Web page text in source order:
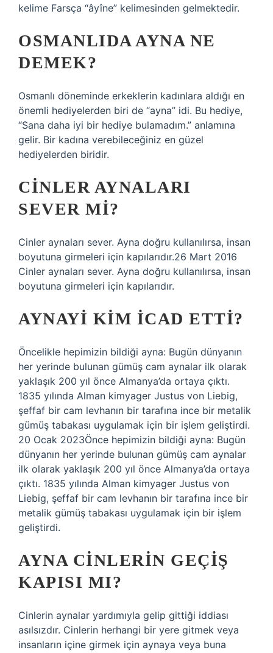
kelime Farsça “âyîne” kelimesinden gelmektedir.
OSMANLIDA AYNA NE
DEMEK?
Osmanlı döneminde erkeklerin kadınlara aldığı en
önemli hediyelerden biri de “ayna” idi. Bu hediye,
“Sana daha iyi bir hediye bulamadım.” anlamına
gelir. Bir kadına verebileceğiniz en güzel
hediyelerden biridir.
CINLER AYNALARI
SEVER MI?
Cinler aynaları sever. Ayna doğru kullanılırsa, insan
boyutuna girmeleri için kapılarıdır.26 Mart 2016
Cinler aynaları sever. Ayna doğru kullanılırsa, insan
boyutuna girmeleri için kapılarıdır.
AYNAYI KIM ICAD ETTI?
Öncelikle hepimizin bildiği ayna: Bugün dünyanın
her yerinde bulunan gümüş cam aynalar ilk olarak
yaklaşık 200 yıl önce Almanya’da ortaya çıktı.
1835 yılında Alman kimyager Justus von Liebig,
şeffaf bir cam levhanın bir tarafına ince bir metalik
gümüş tabakası uygulamak için bir işlem geliştirdi.
20 Ocak 2023Önce hepimizin bildiği ayna: Bugün
dünyanın her yerinde bulunan gümüş cam aynalar
ilk olarak yaklaşık 200 yıl önce Almanya’da ortaya
çıktı. 1835 yılında Alman kimyager Justus von
Liebig, şeffaf bir cam levhanın bir tarafına ince bir
metalik gümüş tabakası uygulamak için bir işlem
geliştirdi.
AYNA CINLERIN GEÇIŞ
KAPISI MI?
Cinlerin aynalar yardımıyla gelip gittiği iddiası
asılsızdır. Cinlerin herhangi bir yere gitmek veya
insanların içine girmek için aynaya veya buna